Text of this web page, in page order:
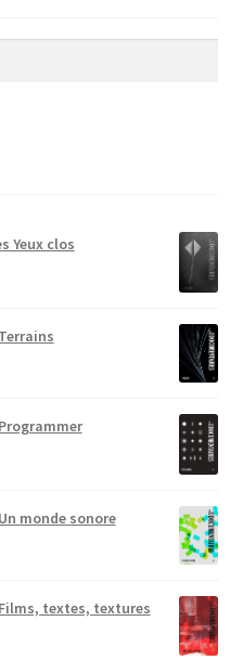
Yeux clos
monde sonore
textes, textures